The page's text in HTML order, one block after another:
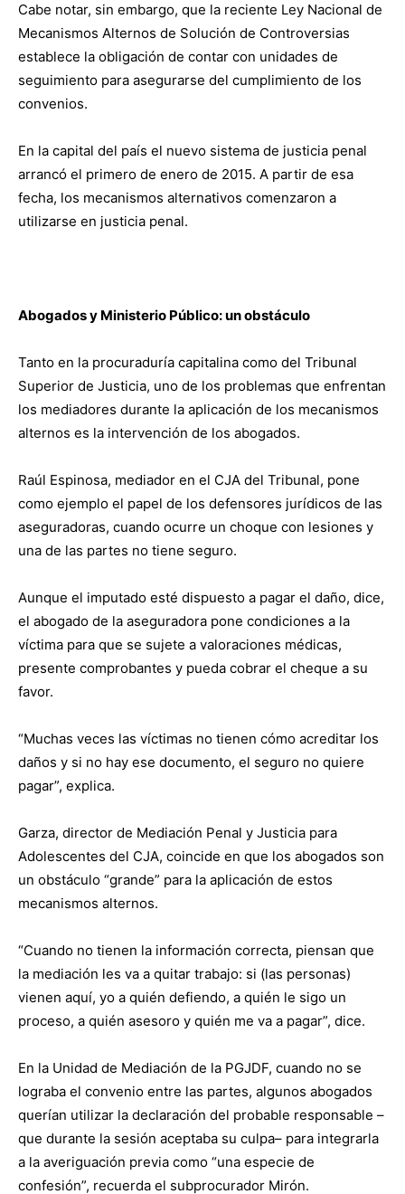
Cabe notar, sin embargo, que la reciente Ley Nacional de
Mecanismos Alternos de Solución de Controversias
establece la obligación de contar con unidades de
seguimiento para asegurarse del cumplimiento de los
convenios.
En la capital del país el nuevo sistema de justicia penal
arrancó el primero de enero de 2015. A partir de esa
fecha, los mecanismos alternativos comenzaron a
utilizarse en justicia penal.
Abogados y Ministerio Público: un obstáculo
Tanto en la procuraduría capitalina como del Tribunal
Superior de Justicia, uno de los problemas que enfrentan
los mediadores durante la aplicación de los mecanismos
alternos es la intervención de los abogados.
Raúl Espinosa, mediador en el CJA del Tribunal, pone
como ejemplo el papel de los defensores jurídicos de las
aseguradoras, cuando ocurre un choque con lesiones y
una de las partes no tiene seguro.
Aunque el imputado esté dispuesto a pagar el daño, dice,
el abogado de la aseguradora pone condiciones a la
víctima para que se sujete a valoraciones médicas,
presente comprobantes y pueda cobrar el cheque a su
favor.
“Muchas veces las víctimas no tienen cómo acreditar los
daños y si no hay ese documento, el seguro no quiere
pagar”, explica.
Garza, director de Mediación Penal y Justicia para
Adolescentes del CJA, coincide en que los abogados son
un obstáculo “grande” para la aplicación de estos
mecanismos alternos.
“Cuando no tienen la información correcta, piensan que
la mediación les va a quitar trabajo: si (las personas)
vienen aquí, yo a quién defiendo, a quién le sigo un
proceso, a quién asesoro y quién me va a pagar”, dice.
En la Unidad de Mediación de la PGJDF, cuando no se
lograba el convenio entre las partes, algunos abogados
querían utilizar la declaración del probable responsable –
que durante la sesión aceptaba su culpa– para integrarla
a la averiguación previa como “una especie de
confesión”, recuerda el subprocurador Mirón.